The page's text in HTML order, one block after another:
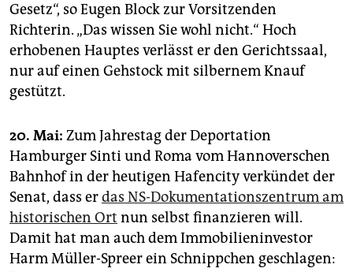
Gesetz“, so Eugen Block zur Vorsitzenden
Richterin. „Das wissen Sie wohl nicht.“ Hoch
erhobenen Hauptes verlässt er den Gerichtssaal,
nur auf einen Gehstock mit silbernem Knauf
gestützt.
20. Mai: Zum Jahrestag der Deportation
Hamburger Sinti und Roma vom Hannoverschen
Bahnhof in der heutigen Hafencity verkündet der
Senat, dass erdas NS-Dokumentationszentrum am
historischen Ort nun selbst finanzieren will.
Damit hat man auch dem Immobilieninvestor
Harm Müller-Spreer ein Schnippchen geschlagen: